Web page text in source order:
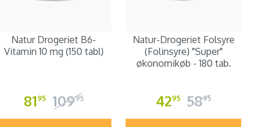
Natur Drogeriet B6-
Vitamin 10 mg (150 tabl)
81 95 10995
Natur-Drogeriet Folsyre
(Folinsyre) "Super"
økonomikøb - 180 tab.
4295 5895